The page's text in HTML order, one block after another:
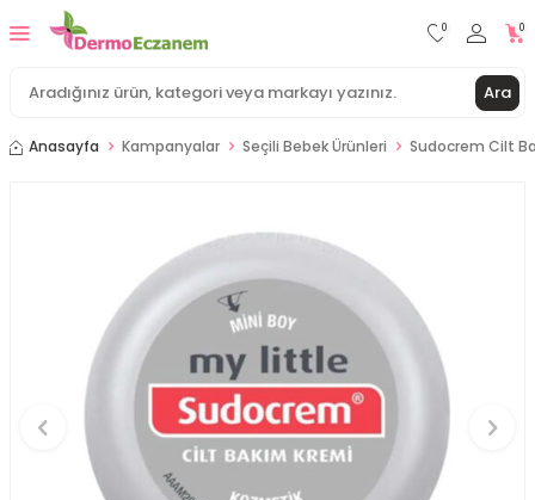
Ara
0 0
Anasayfa Kampanyalar Seçili Bebek Ürünleri Sudocrem Cilt